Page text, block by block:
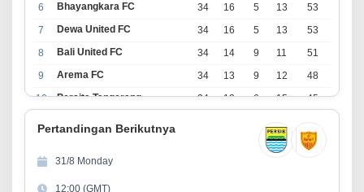
6
Bhayangkara FC 34 16 5 13
53
7
Dewa United FC 34 16 5 13
53
8
Bali United FC 34 14 9 11
51
9
Arema FC 34 13 9 12
48
10
Persita Tangerang 34 13 6 15
45
17
39
13
Persijap Jepara
Madura United FC
Pertandingan Berikutnya
31/8 Monday
12:00 (GMT)